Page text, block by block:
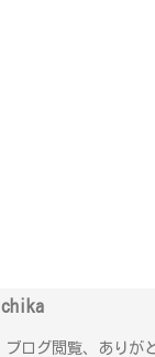
chika
ブログ閲覧、ありが